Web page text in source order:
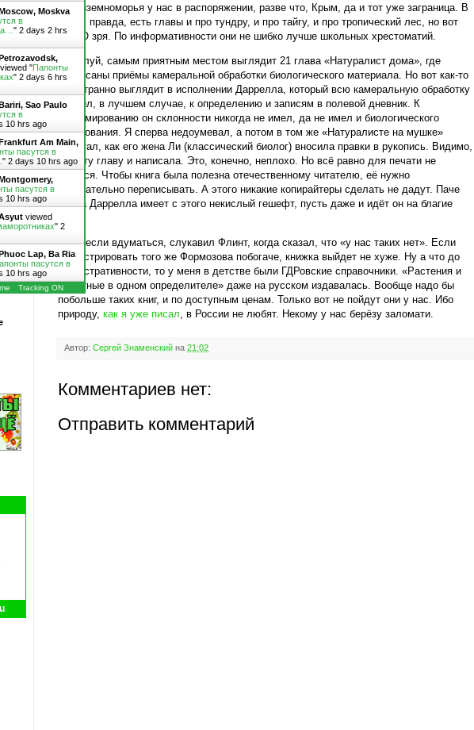
средиземноморья у нас в распоряжении, разве что, Крым, да и тот уже заграница. В
книге, правда, есть главы и про тундру, и про тайгу, и про тропический лес, но вот
ИМХО зря. По информативности они не шибко лучше школьных хрестоматий.
Пожалуй, самым приятным местом выглядит 21 глава «Натуралист дома», где
расписаны приёмы камеральной обработки биологического материала. Но вот как-то
она странно выглядит в исполнении Даррелла, который всю камеральную обработку
сводил, в лучшем случае, к определению и записям в полевой дневник. К
анатомированию он склонности никогда не имел, да не имел и биологического
образования. Я сперва недоумевал, а потом в том же «Натуралисте на мушке»
вычитал, как его жена Ли (классический биолог) вносила правки в рукопись. Видимо,
она эту главу и написала. Это, конечно, неплохо. Но всё равно для печати не
годится. Чтобы книга была полезна отечественному читателю, её нужно
основательно переписывать. А этого никакие копирайтеры сделать не дадут. Паче
вдова Даррелла имеет с этого некислый гешефт, пусть даже и идёт он на благие
Да и, если вдуматься, слукавил Флинт, когда сказал, что «у нас таких нет». Если
иллюстрировать того же Формозова побогаче, книжка выйдет не хуже. Ну а что до
иллюстративности, то у меня в детстве были ГДРовские справочники. «Растения и
животные в одном определителе» даже на русском издавалась. Вообще надо бы
побольше таких книг, и по доступным ценам. Только вот не пойдут они у нас. Ибо
природу, как я уже писал, в России не любят. Некому у нас берёзу заломати.
Автор: Сергей Знаменский на 21:02
Комментариев нет:
Отправить комментарий
Moskva
в
" 2 days 2 hrs
viewed "Папонты
" 2 days 6 hrs
Sao Paulo
в
10 hrs ago
Am Main,
пасутся в
" 2 days 10 hrs ago
пасутся в
10 hrs ago
viewed
" 2
Lap, Ba Ria
пасутся в
10 hrs ago
Tracking ON